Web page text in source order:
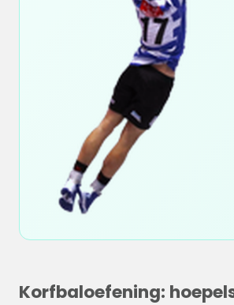
Korfbaloefening: